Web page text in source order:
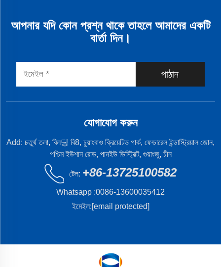
আপনার যদি কোন প্রশ্ন থাকে তাহলে আমাদের একটি
বার্তা দিন।
পাঠান
যোগাযোগ করুন
Add: চতুর্থ তলা, বিল딩 বি8, চুয়াংবাও ক্রিয়েটিভ পার্ক, ফেডারেল ইন্ডাস্ট্রিয়াল জোন,
পশ্চিম ইউশান রোড, পানইউ ডিস্ট্রিক্ট, গুয়াংজু, চীন
টেল: +86-13725100582
Whatsapp :0086-13600035412
ইমেইল:[email protected]